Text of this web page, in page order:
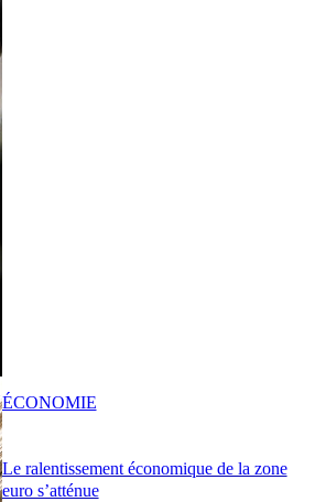
Le ralentissement économique de la zone
euro s’atténue
ÉCONOMIE